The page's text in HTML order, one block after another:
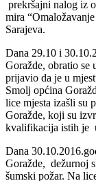
Dana
policije MUP-a
mira
Sarajeva.
Dana 29.10 i
Goražde, obratio se
prijavio da je u
Smolj općina
Goražde, koji su
kvalifikacija istih je